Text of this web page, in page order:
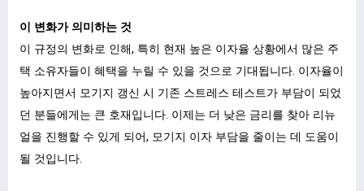
이 변화가 의미하는 것
이 규정의 변화로 인해, 특히 현재 높은 이자율 상황에서 많은 주
택 소유자들이 혜택을 누릴 수 있을 것으로 기대됩니다. 이자율이
높아지면서 모기지 갱신 시 기존 스트레스 테스트가 부담이 되었
던 분들에게는 큰 호재입니다. 이제는 더 낮은 금리를 찾아 리뉴
얼을 진행할 수 있게 되어, 모기지 이자 부담을 줄이는 데 도움이
될 것입니다.